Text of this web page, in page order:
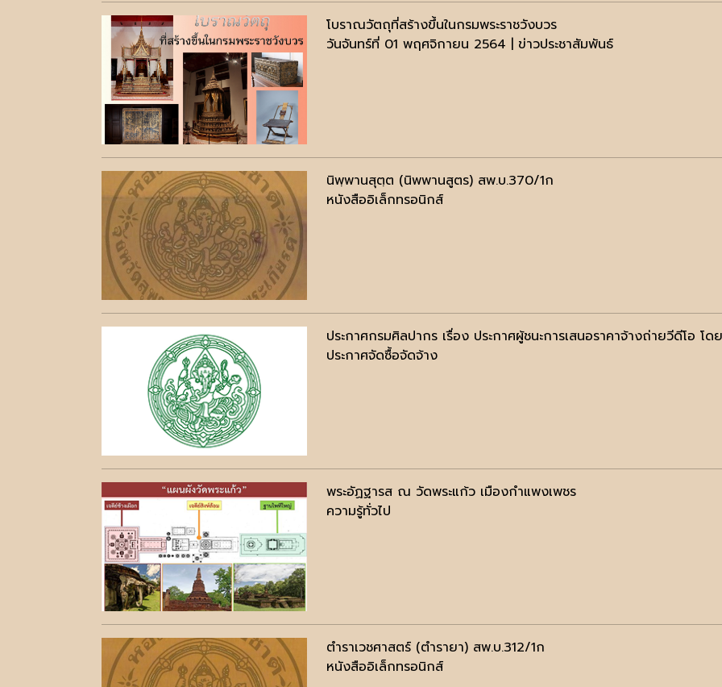
โบราณวัตถุที่สร้างขึ้นในกรมพระราชวังบวร
วันจันทร์ที่ 01 พฤศจิกายน 2564 | ข่าวประชาสัมพันธ์
นิพฺพานสุตฺต (นิพพานสูตร) สพ.บ.370/1ก
หนังสืออิเล็กทรอนิกส์
ประกาศกรมศิลปากร เรื่อง ประกาศผู้ชนะการเสนอราคาจ้างถ่ายวีดีโอ โดยวิ
ประกาศจัดซื้อจัดจ้าง
พระอัฏฐารส ณ วัดพระแก้ว เมืองกำแพงเพชร
ความรู้ทั่วไป
ตำราเวชศาสตร์ (ตำรายา) สพ.บ.312/1ก
หนังสืออิเล็กทรอนิกส์